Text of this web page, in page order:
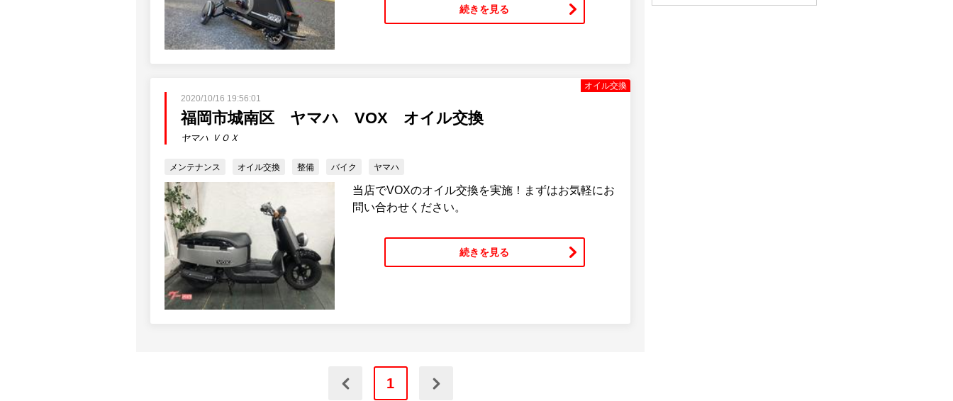
続きを見る
オイル交換
2020/10/16 19:56:01
福岡市城南区 ヤマハ VOX オイル交換
ヤマハ ＶＯＸ
メンテナンス オイル交換 整備 バイク ヤマハ
当店でVOXのオイル交換を実施！まずはお気軽にお
問い合わせください。
続きを見る
1